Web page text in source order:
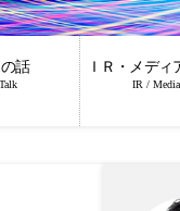
話 ＩＲ・メデ
IR /